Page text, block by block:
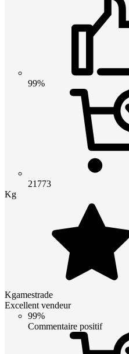
99%
21773
Kg
Kgamestrade
Excellent vendeur
99%
Commentaire positif